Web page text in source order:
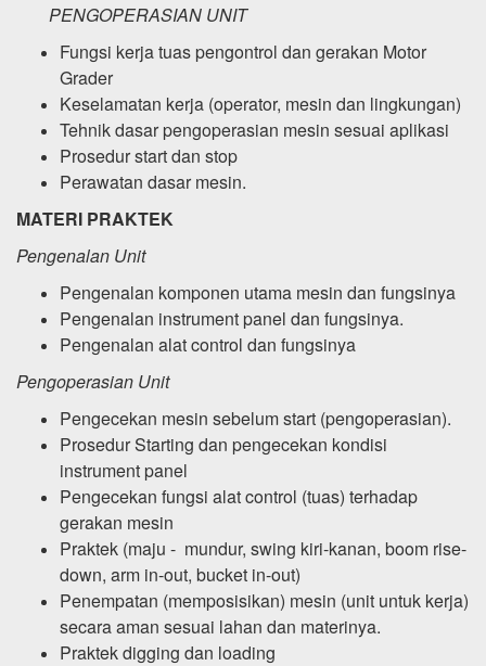
PENGOPERASIAN UNIT
Fungsi kerja tuas pengontrol dan gerakan Motor
Grader
Keselamatan kerja (operator, mesin dan lingkungan)
Tehnik dasar pengoperasian mesin sesuai aplikasi
Prosedur start dan stop
Perawatan dasar mesin.
MATERI PRAKTEK
Pengenalan Unit
Pengenalan komponen utama mesin dan fungsinya
Pengenalan instrument panel dan fungsinya.
Pengenalan alat control dan fungsinya
Pengoperasian Unit
Pengecekan mesin sebelum start (pengoperasian).
Prosedur Starting dan pengecekan kondisi
instrument panel
Pengecekan fungsi alat control (tuas) terhadap
gerakan mesin
Praktek (maju - mundur, swing kiri-kanan, boom rise-
down, arm in-out, bucket in-out)
Penempatan (memposisikan) mesin (unit untuk kerja)
secara aman sesuai lahan dan materinya.
Praktek digging dan loading